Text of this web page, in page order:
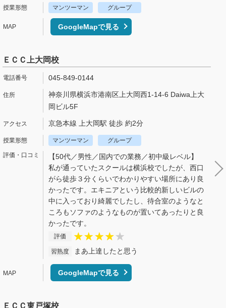
マンツーマン グループ
GoogleMapで見る
ＥＣＣ上大岡校
045-849-0144
神奈川県横浜市港南区上大岡西1-14-6 Daiwa上大
岡ビル5F
京急本線 上大岡駅 徒歩 約2分
マンツーマン グループ
【50代／男性／国内での業務／初中級レベル】
私が通っていたスクールは横浜校でしたが、西口
がら徒歩３分くらいでわかりやすい場所にあり良
かったです。エキニアという比較的新しいビルの
中に入っており綺麗でしたし、待合室のようなと
ころもソファのようなものが置いてあったりと良
かったです。
評価
習熟度 まあ上達したと思う
GoogleMapで見る
ＥＣＣ東戸塚校